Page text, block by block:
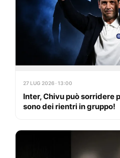
27 LUG 2026 · 13:00
Inter, Chivu può sorridere
sono dei rientri in gruppo!